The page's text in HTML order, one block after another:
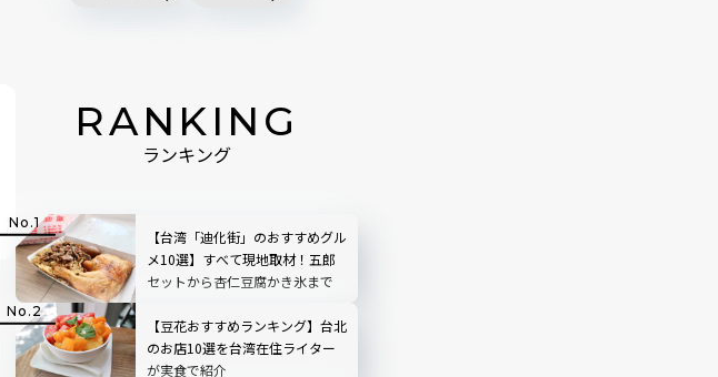
RANKING
ランキング
【台湾「迪化街」のおすすめグル
メ10選】すべて現地取材！五郎
セットから杏仁豆腐かき氷まで
【豆花おすすめランキング】台北
のお店10選を台湾在住ライター
が実食で紹介